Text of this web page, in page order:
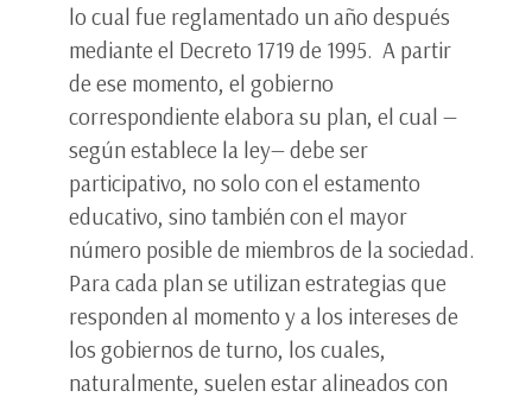
lo cual fue reglamentado un año después
mediante el Decreto 1719 de 1995. A partir
de ese momento, el gobierno
correspondiente elabora su plan, el cual —
según establece la ley— debe ser
participativo, no solo con el estamento
educativo, sino también con el mayor
número posible de miembros de la sociedad.
Para cada plan se utilizan estrategias que
responden al momento y a los intereses de
los gobiernos de turno, los cuales,
naturalmente, suelen estar alineados con